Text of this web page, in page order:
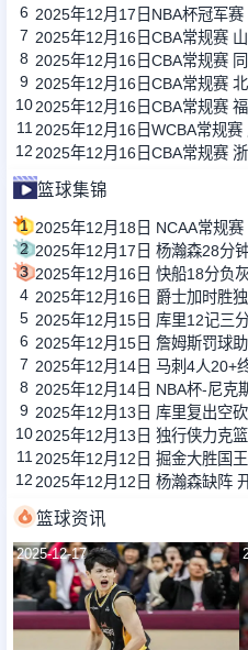
6 2025年12月17日NBA杯冠军
7 2025年12月16日CBA常规赛
8 2025年12月16日CBA常规赛
9 2025年12月16日CBA常规赛
102025年12月16日CBA常规赛
11 2025年12月16日WCBA常规
12 2025年12月16日CBA常规赛
篮球集锦
1
2
3
4
5
6
7
8
9
10
11
12
篮球资讯
2025-12-17